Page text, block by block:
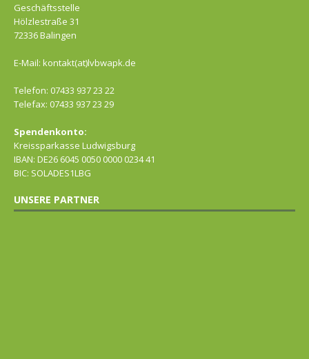
Geschäftsstelle
Hölzlestraße 31
72336 Balingen
E-Mail: kontakt(at)lvbwapk.de
Telefon: 07433 937 23 22
Telefax: 07433 937 23 29
Spendenkonto:
Kreissparkasse Ludwigsburg
IBAN: DE26 6045 0050 0000 0234 41
BIC: SOLADES1LBG
UNSERE PARTNER